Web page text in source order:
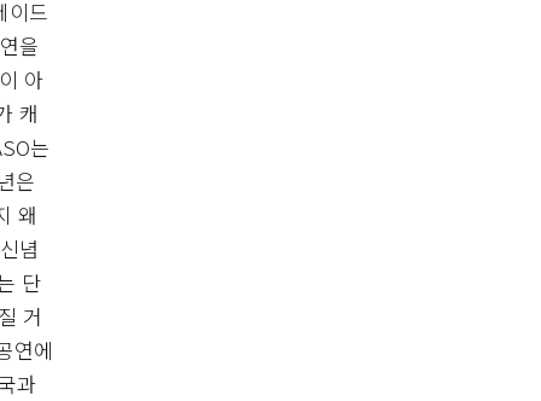
이드
을
아
캐
는
은
왜
념
단
거
연에
과